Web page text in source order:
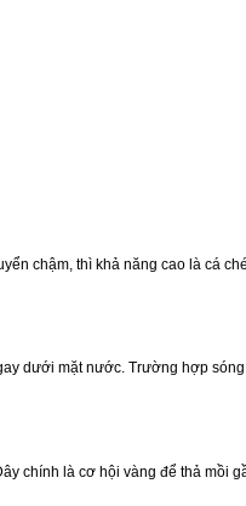
chậm, thì khả năng cao là cá
dưới mặt nước. Trường hợp
chính là cơ hội vàng để thả mồi